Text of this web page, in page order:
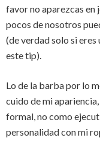
favor no aparezcas en
pocos de nosotros
(de verdad solo si eres
este tip).
Lo de la barba por lo
cuido de mi
formal, no como
personalidad con mi